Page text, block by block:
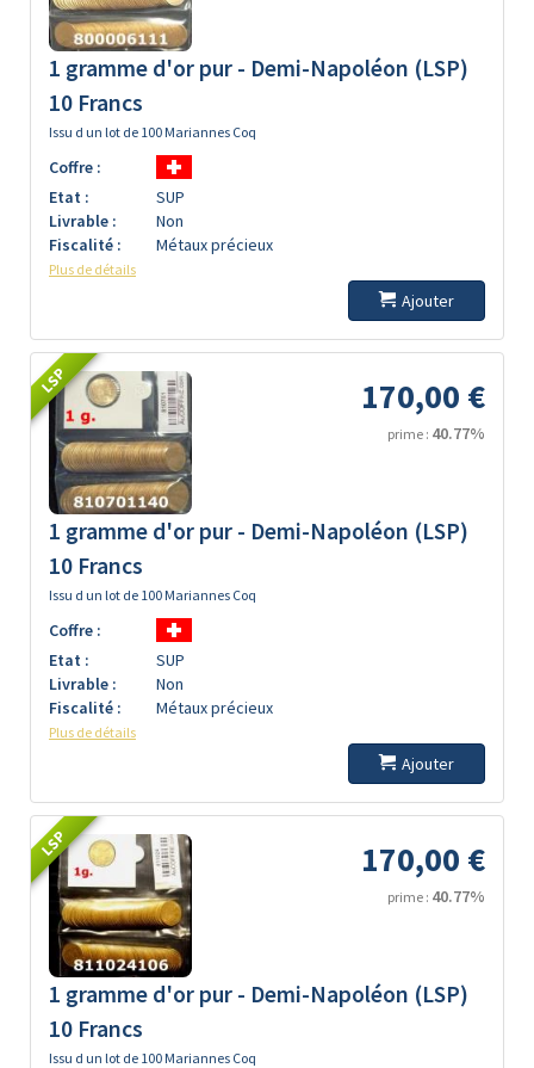
1 gramme d'or pur - Demi-Napoléon (LSP)
10 Francs
Issu d un lot de 100 Mariannes Coq
Coffre :
Etat :
SUP
Livrable :
Non
Fiscalité :
Métaux précieux
Plus de détails
Ajouter
LSP 170,00 €
prime : 40.77%
1 gramme d'or pur - Demi-Napoléon (LSP)
10 Francs
Issu d un lot de 100 Mariannes Coq
Coffre :
Etat :
SUP
Livrable :
Non
Fiscalité :
Métaux précieux
Plus de détails
Ajouter
LSP 170,00 €
prime : 40.77%
1 gramme d'or pur - Demi-Napoléon (LSP)
10 Francs
Issu d un lot de 100 Mariannes Coq